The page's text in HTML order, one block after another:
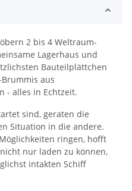
2 bis 4 Weltraum-
Lagerhaus und
Bauteilplättchen
aus
- alles in Echtzeit.
sind, geraten die
Situation in die andere.
ringen, hofft
nur laden zu können,
intakten Schiff